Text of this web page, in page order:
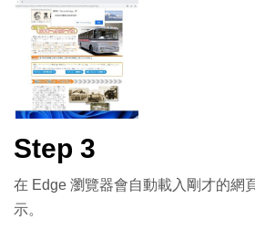
Step 3
在 Edge 瀏覽器會自動載入剛才的網
示。